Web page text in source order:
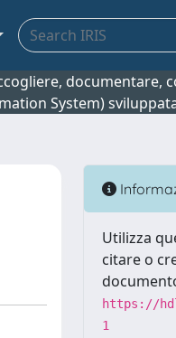
documentare,
System)
Utilizza
citare o
https://
1